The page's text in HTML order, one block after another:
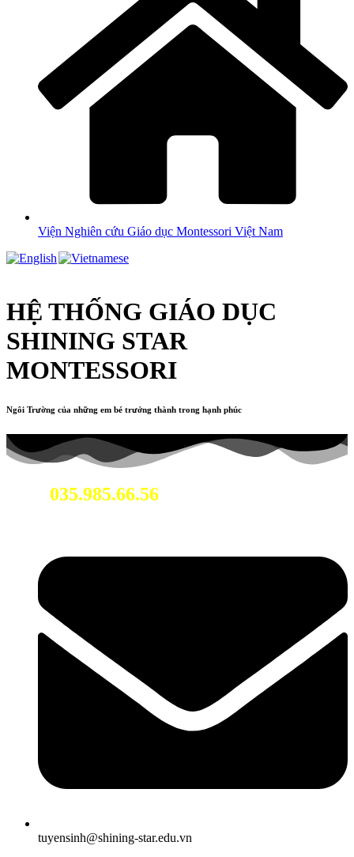
Viện Nghiên cứu Giáo dục Montessori Việt Nam
HỆ THỐNG GIÁO DỤC
SHINING STAR
MONTESSORI
Ngôi Trường của những em bé trưởng thành trong hạnh phúc
035.985.66.56
tuyensinh@shining-star.edu.vn